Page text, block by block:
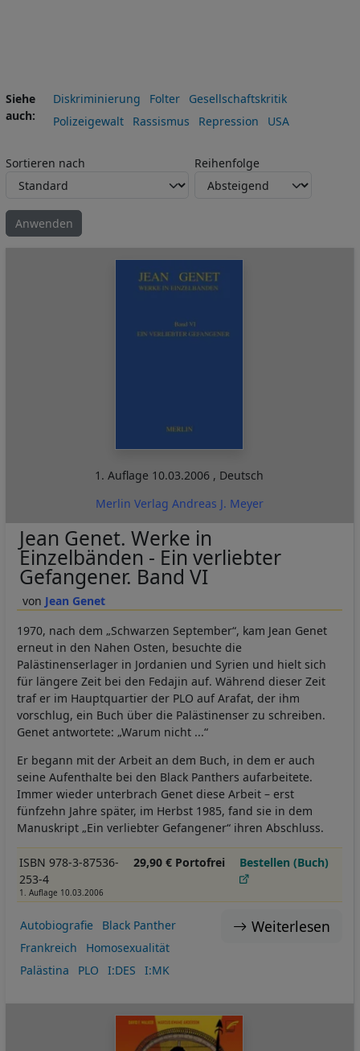
Siehe
auch
Diskriminierung Folter
Gesellschaftskritik
Polizeigewalt
Rassismus Repression USA
Sortieren nach Reihenfolge
1. Auflage 10.03.2006 , Deutsch
Merlin Verlag Andreas J. Meyer
Jean Genet
Jean Genet. Werke in
Einzelbänden - Ein verliebter
Gefangener. Band VI
1970, nach dem „Schwarzen September“, kam Jean Genet
erneut in den Nahen Osten, besuchte die
Palästinenserlager in Jordanien und Syrien und hielt sich
für längere Zeit bei den Fedajin auf. Während dieser Zeit
traf er im Hauptquartier der PLO auf Arafat, der ihm
vorschlug, ein Buch über die Palästinenser zu schreiben.
Genet antwortete: „Warum nicht ...“
Er begann mit der Arbeit an dem Buch, in dem er auch
seine Aufenthalte bei den Black Panthers aufarbeitete.
Immer wieder unterbrach Genet diese Arbeit – erst
fünfzehn Jahre später, im Herbst 1985, fand sie in dem
Manuskript „Ein verliebter Gefangener“ ihren Abschluss.
ISBN 978-3-87536-
253-4
1. Auflage 10.03.2006
29,90 € Portofrei Bestellen (Buch)
Weiterlesen
Autobiografie
Black Panther
Frankreich
Homosexualität
Palästina
PLO I:DES I:MK